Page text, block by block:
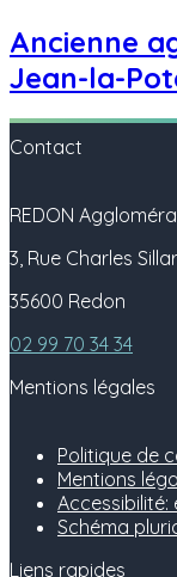
Ancienne
Jean-la-
Contact
REDON
3, Rue Charles
35600 Redon
02 99 70 34 34
Mentions légales
Politique de
Mentions
Schéma
Liens rapides